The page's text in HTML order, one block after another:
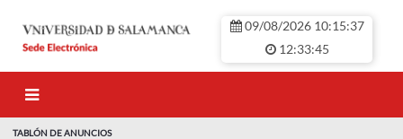
09/08/2026 10:15:37
12:33:45
TABLÓN DE ANUNCIOS